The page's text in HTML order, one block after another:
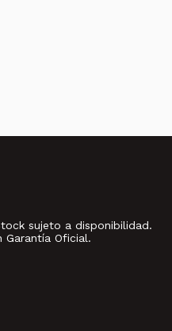
sujeto a disponibilidad.
Oficial.